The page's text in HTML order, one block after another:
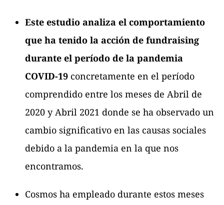
Este estudio analiza el comportamiento
que ha tenido la acción de fundraising
durante el período de la pandemia
COVID-19 concretamente en el período
comprendido entre los meses de Abril de
2020 y Abril 2021 donde se ha observado un
cambio significativo en las causas sociales
debido a la pandemia en la que nos
encontramos.
Cosmos ha empleado durante estos meses